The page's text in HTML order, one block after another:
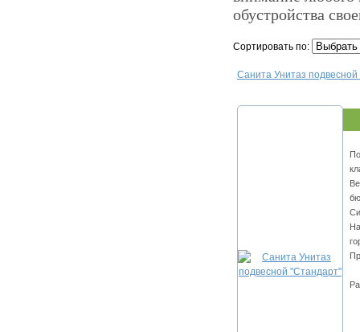
обустройства
Сортировать по:
Санита Унитаз